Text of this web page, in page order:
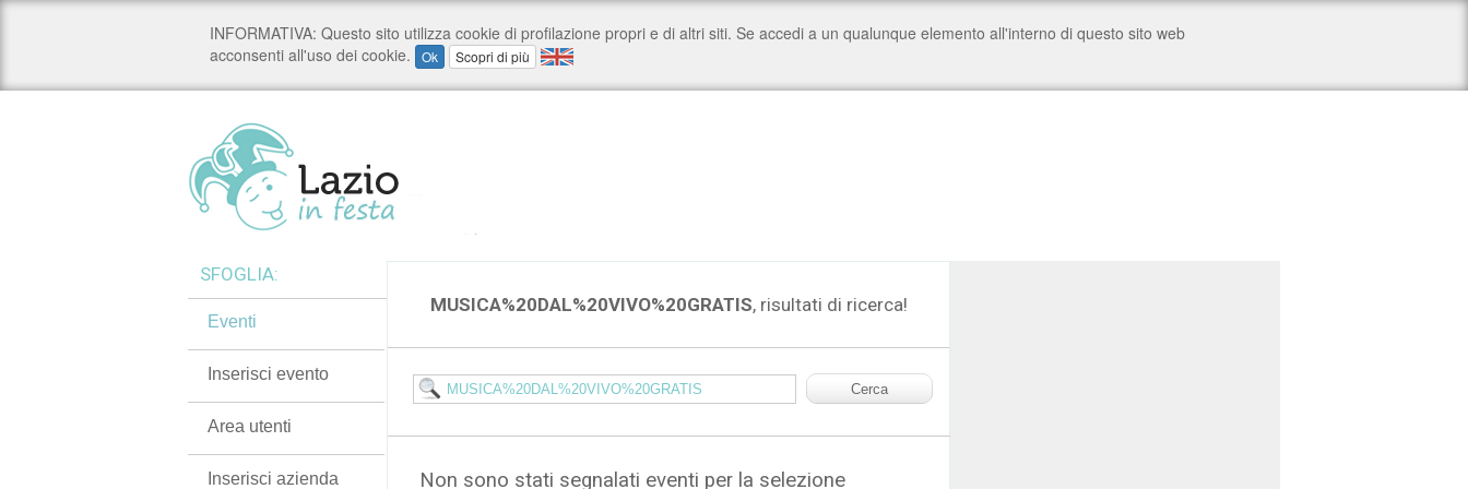
MUSICA%20DAL%20VIVO%20GRATIS, risultati di ricerca!
Non sono stati segnalati eventi per la selezione
SFOGLIA:
Eventi
Inserisci evento
Area utenti
Inserisci azienda